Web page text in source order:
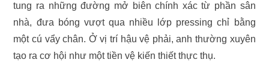
tung ra những đường mở biên chính xác từ phần sân
nhà, đưa bóng vượt qua nhiều lớp pressing chỉ bằng
một cú vẩy chân. Ở vị trí hậu vệ phải, anh thường xuyên
tạo ra cơ hội như một tiền vệ kiến thiết thực thụ.